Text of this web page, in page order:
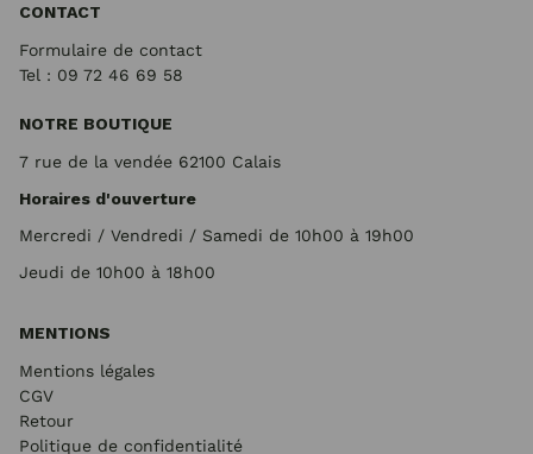
CONTACT
Formulaire de contact
Tel : 09 72 46 69 58
NOTRE BOUTIQUE
7 rue de la vendée 62100 Calais
Horaires d'ouverture
Mercredi / Vendredi / Samedi de 10h00 à 19h00
Jeudi de 10h00 à 18h00
MENTIONS
Mentions légales
CGV
Retour
Politique de confidentialité